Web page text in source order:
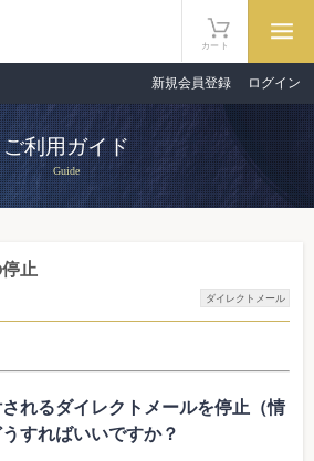
カート
新規会員登録 ログイン
ご利用ガイド
Guide
止
ダイレクトメール
れるダイレクトメールを停止（情
すればいいですか？